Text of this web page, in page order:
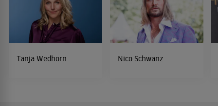
Tanja Wedhorn Nico Schwanz